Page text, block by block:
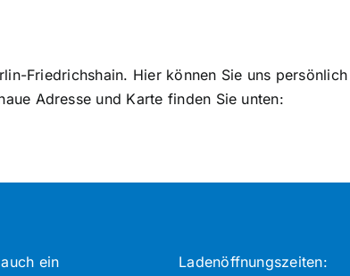
Friedrichshain. Hier können Sie uns
Adresse und Karte finden Sie unten:
ein
Ladenöffnungszeiten: